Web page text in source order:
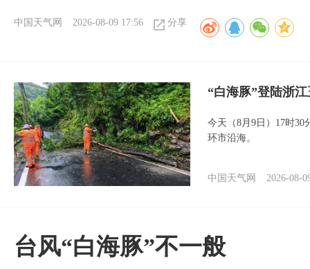
中国天气网 2026-08-09 17:56 分享
“白海豚”登陆浙
今天（8月9日）17时30
环市沿海。
中国天气网 2026-08-
台风“白海豚”不一般